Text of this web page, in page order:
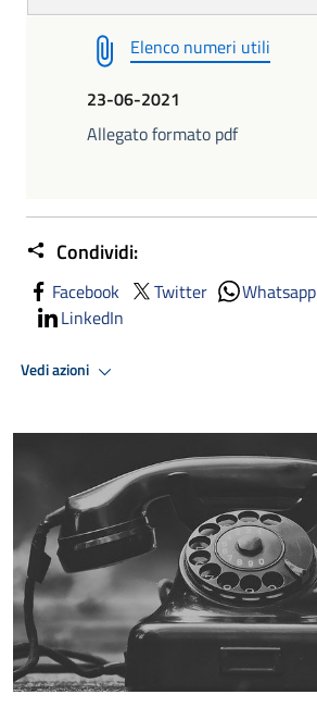
Elenco numeri utili
23-06-2021
Allegato formato pdf
Condividi:
Facebook Twitter Whatsapp
LinkedIn
Vedi azioni